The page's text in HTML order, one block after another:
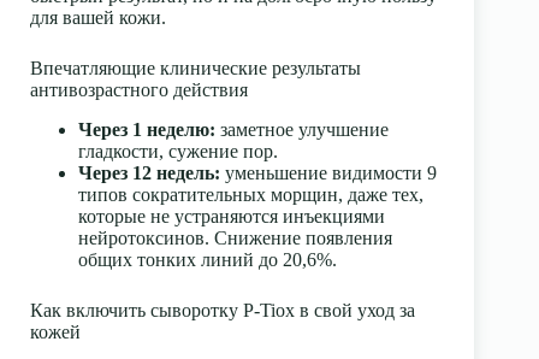
для вашей кожи.
Впечатляющие клинические результаты
антивозрастного действия
Через 1 неделю: заметное улучшение
гладкости, сужение пор.
Через 12 недель: уменьшение видимости 9
типов сократительных морщин, даже тех,
которые не устраняются инъекциями
нейротоксинов. Снижение появления
общих тонких линий до 20,6%.
Как включить сыворотку P-Tiox в свой уход за
кожей